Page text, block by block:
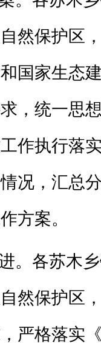
自然保护区
国家生态
，统一思
作执行落
况，汇总
方案。
。 各苏木
自然保护区
严格落实